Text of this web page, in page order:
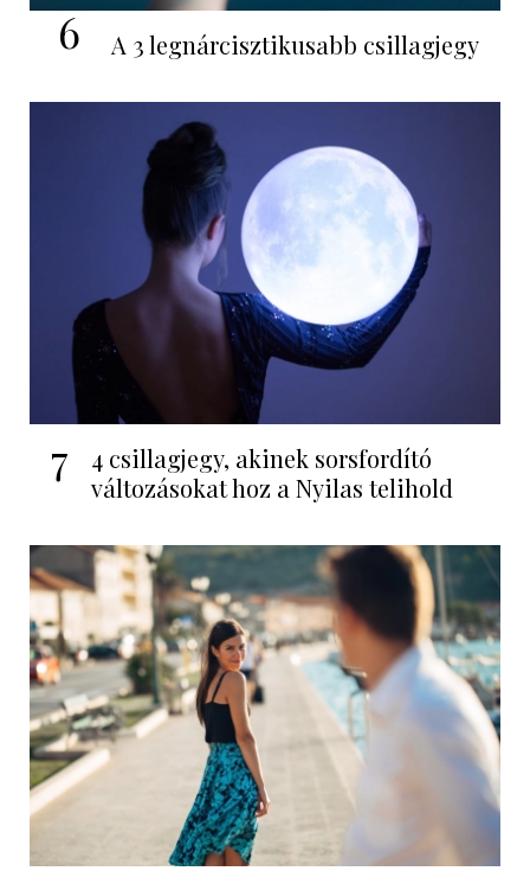
6 A 3 legnárcisztikusabb csillagjegy
7
4 csillagjegy, akinek sorsfordító
változásokat hoz a Nyilas telihold